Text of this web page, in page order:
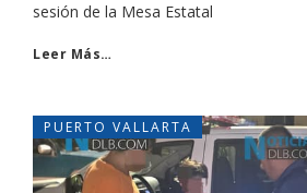
sesión de la Mesa Estatal
Leer Más…
PUERTO VALLARTA